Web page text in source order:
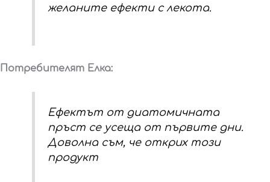
желаните ефекти с лекота.
Потребителят Елка:
Ефектът от диатомичната
пръст се усеща от първите дни.
Доволна съм, че открих този
продукт